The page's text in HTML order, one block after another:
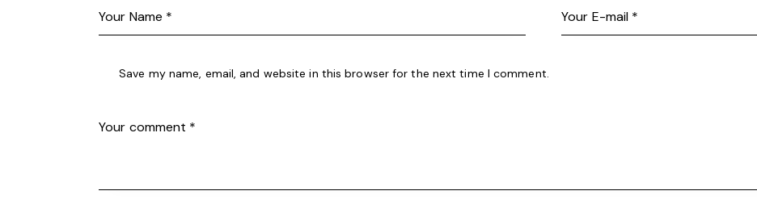
Save my name, email, and website in this browser for the next time I comment.